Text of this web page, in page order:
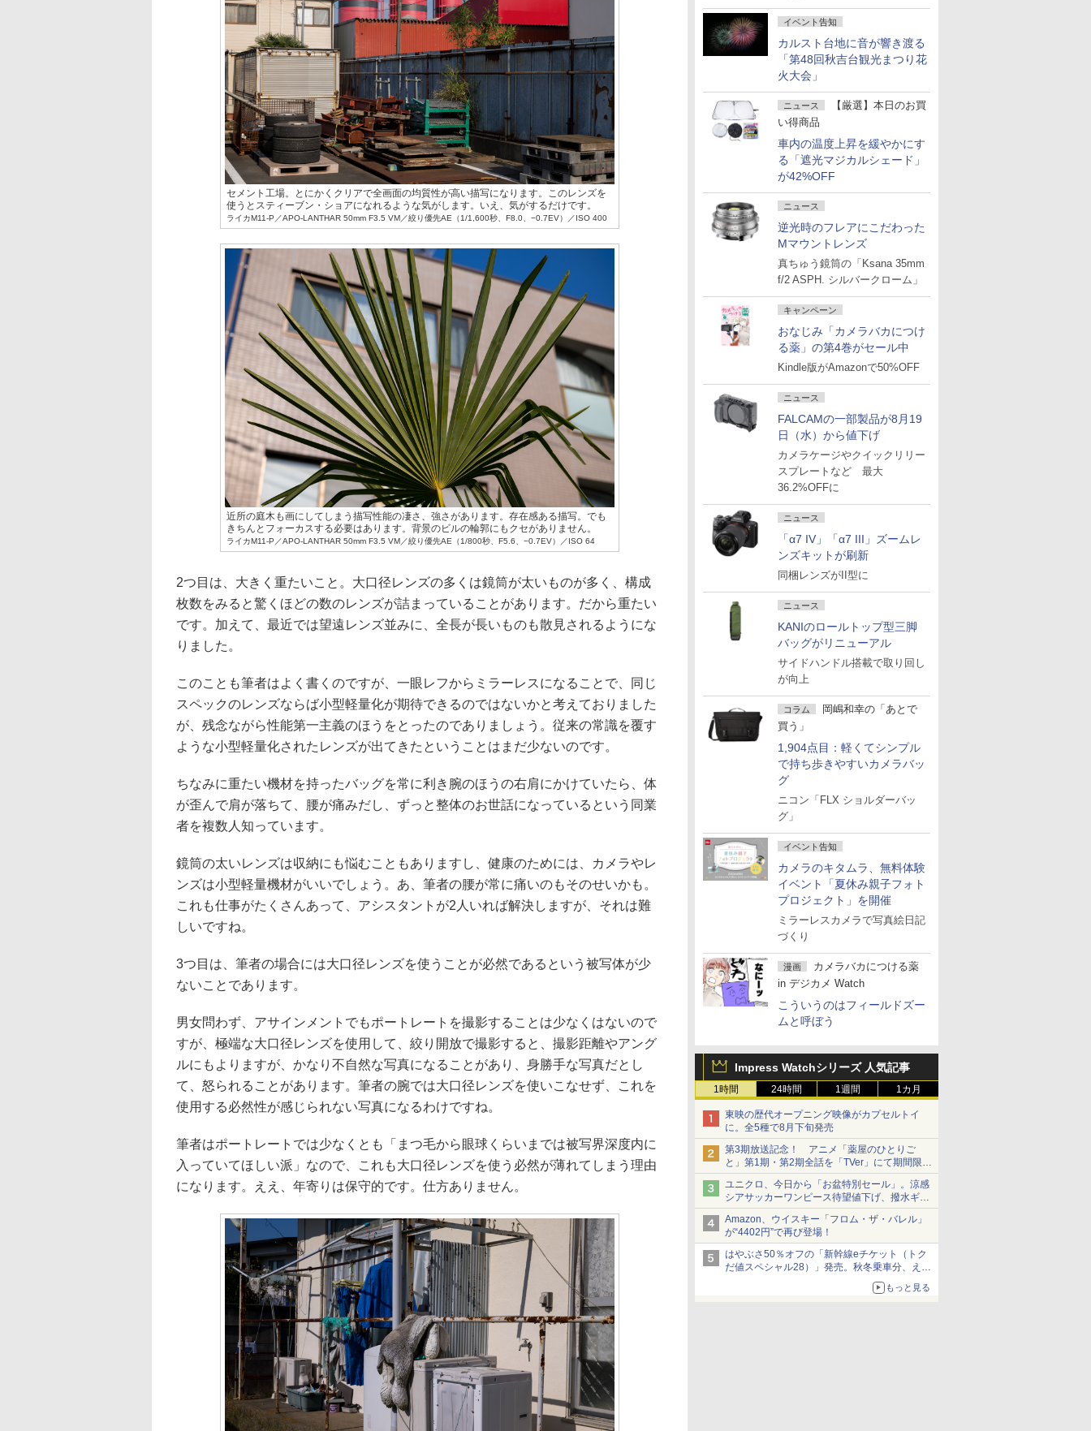
イベント告知
カルスト台地に音が響き渡る
「第48回秋吉台観光まつり花
火大会」
ニュース
【厳選】本日のお買
い得商品
車内の温度上昇を緩やかにす
る「遮光マジカルシェード」
が42%OFF
ニュース
逆光時のフレアにこだわった
Mマウントレンズ
真ちゅう鏡筒の「Ksana 35mm
f/2 ASPH. シルバークローム」
キャンペーン
おなじみ「カメラバカにつけ
る薬」の第4巻がセール中
Kindle版がAmazonで50%OFF
ニュース
FALCAMの一部製品が8月19
日（水）から値下げ
カメラケージやクイックリリー
スプレートなど 最大
36.2%OFFに
ニュース
「α7 IV」「α7 III」ズームレ
ンズキットが刷新
同梱レンズがII型に
ニュース
KANIのロールトップ型三脚
バッグがリニューアル
サイドハンドル搭載で取り回し
が向上
コラム
岡嶋和幸の「あとで
買う」
1,904点目：軽くてシンプル
で持ち歩きやすいカメラバッ
グ
ニコン「FLX ショルダーバッ
グ」
イベント告知
カメラのキタムラ、無料体験
イベント「夏休み親子フォト
プロジェクト」を開催
ミラーレスカメラで写真絵日記
づくり
漫画
カメラバカにつける薬
in デジカメ Watch
こういうのはフィールドズー
ムと呼ぼう
Impress Watchシリーズ 人気記事
1時間 24時間 1週間 1カ月
東映の歴代オープニング映像がカプセルトイ
に。全5種で8月下旬発売
第3期放送記念！ アニメ「薬屋のひとりご
と」第1期・第2期全話を「TVer」にて期間限定
で順次無料配信開始
ユニクロ、今日から「お盆特別セール」。涼感
シアサッカーワンピース待望値下げ、撥水ギア
ショーツは1990円に
Amazon、ウイスキー「フロム・ザ・バレル」
が“4402円”で再び登場！
はやぶさ50％オフの「新幹線eチケット（トク
だ値スペシャル28）」発売。秋冬乗車分、えき
もっと見る
セメント工場。とにかくクリアで全画面の均質性が高い描写になります。このレンズを
使うとスティーブン・ショアになれるような気がします。いえ、気がするだけです。
ライカM11-P／APO-LANTHAR 50mm F3.5 VM／絞り優先AE（1/1,600秒、F8.0、−0.7EV）／ISO 400
近所の庭木も画にしてしまう描写性能の凄さ、強さがあります。存在感ある描写。でも
きちんとフォーカスする必要はあります。背景のビルの輪郭にもクセがありません。
ライカM11-P／APO-LANTHAR 50mm F3.5 VM／絞り優先AE（1/800秒、F5.6、−0.7EV）／ISO 64
2つ目は、大きく重たいこと。大口径レンズの多くは鏡筒が太いものが多く、構成
枚数をみると驚くほどの数のレンズが詰まっていることがあります。だから重たい
です。加えて、最近では望遠レンズ並みに、全長が長いものも散見されるようにな
りました。
このことも筆者はよく書くのですが、一眼レフからミラーレスになることで、同じ
スペックのレンズならば小型軽量化が期待できるのではないかと考えておりました
が、残念ながら性能第一主義のほうをとったのでありましょう。従来の常識を覆す
ような小型軽量化されたレンズが出てきたということはまだ少ないのです。
ちなみに重たい機材を持ったバッグを常に利き腕のほうの右肩にかけていたら、体
が歪んで肩が落ちて、腰が痛みだし、ずっと整体のお世話になっているという同業
者を複数人知っています。
鏡筒の太いレンズは収納にも悩むこともありますし、健康のためには、カメラやレ
ンズは小型軽量機材がいいでしょう。あ、筆者の腰が常に痛いのもそのせいかも。
これも仕事がたくさんあって、アシスタントが2人いれば解決しますが、それは難
しいですね。
3つ目は、筆者の場合には大口径レンズを使うことが必然であるという被写体が少
ないことであります。
男女問わず、アサインメントでもポートレートを撮影することは少なくはないので
すが、極端な大口径レンズを使用して、絞り開放で撮影すると、撮影距離やアング
ルにもよりますが、かなり不自然な写真になることがあり、身勝手な写真だとし
て、怒られることがあります。筆者の腕では大口径レンズを使いこなせず、これを
使用する必然性が感じられない写真になるわけですね。
筆者はポートレートでは少なくとも「まつ毛から眼球くらいまでは被写界深度内に
入っていてほしい派」なので、これも大口径レンズを使う必然が薄れてしまう理由
になります。ええ、年寄りは保守的です。仕方ありません。